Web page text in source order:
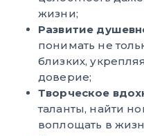
жизни;
Развитие
понимать не
близких,
доверие;
Творческое
таланты, найти
воплощать в